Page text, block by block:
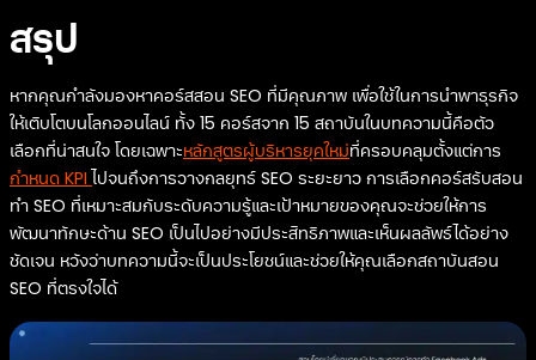
สรุป
หากคุณกำลังมองหาคอร์สสอน SEO ที่มีคุณภาพ เพื่อใช้ในการนำพาธุรกิจ
ให้เติบโตบนโลกออนไลน์ ทั้ง 15 คอร์สจาก 15 สถาบันในบทความนี้คือตัว
เลือกที่น่าสนใจ โดยเฉพาะหลักสูตรผู้บริหารยุคใหม่ที่ครอบคลุมตั้งแต่การ
กำหนด KPI ไปจนถึงการวางกลยุทธ์ SEO ระยะยาว การเลือกคอร์สรับสอน
ทำ SEO ที่เหมาะสมกับระดับความรู้และเป้าหมายของคุณจะช่วยให้การ
พัฒนาทักษะด้าน SEO เป็นไปอย่างมีประสิทธิภาพและเห็นผลลัพธ์ได้อย่าง
ชัดเจน หวังว่าบทความนี้จะเป็นประโยชน์และช่วยให้คุณเลือกสถาบันสอน
SEO ที่ตรงใจได้